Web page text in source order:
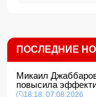
ПОСЛЕДНИЕ
Микаил
повысила
18:18, 07.08.2026